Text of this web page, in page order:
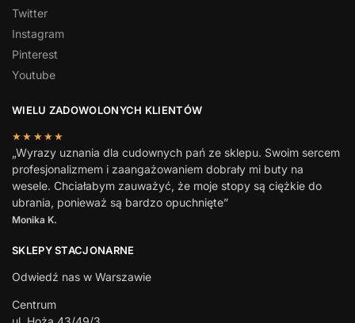
Twitter
Instagram
Pinterest
Youtube
WIELU ZADOWOLONYCH KLIENTÓW
★★★★★
„Wyrazy uznania dla cudownych pań ze sklepu. Swoim sercem
profesjonalizmem i zaangażowaniem dobrały mi buty na
wesele. Chciałabym zauważyć, że moje stopy są ciężkie do
ubrania, ponieważ są bardzo opuchnięte”
Monika K.
SKLEPY STACJONARNE
Odwiedź nas w Warszawie
Centrum